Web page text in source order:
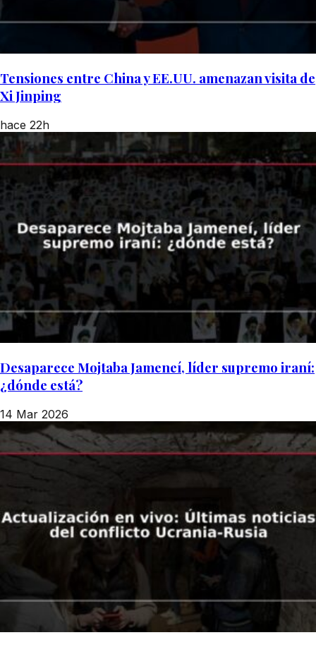
Tensiones entre China y EE.UU. amenazan visita de
Xi Jinping
hace 22h
Desaparece Mojtaba Jameneí, líder supremo iraní:
¿dónde está?
14 Mar 2026